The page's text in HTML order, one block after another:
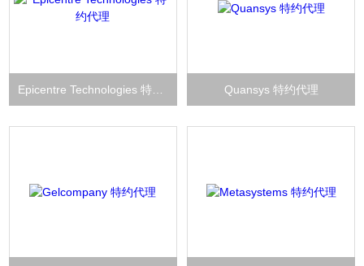
Quansys 特约代理